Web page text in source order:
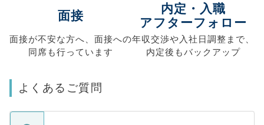
面接
面接が不安な方へ、 面接への
同席も行っています
内定・入職
アフターフォロー
年収交渉や入社日調整まで、
内定後もバックアップ
よくあるご質問